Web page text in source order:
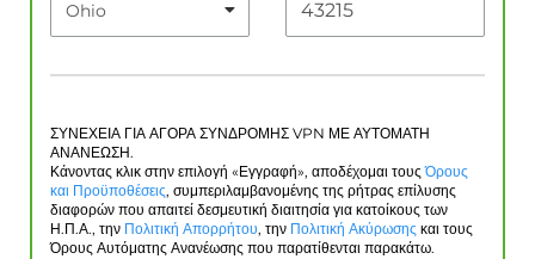
ΣΥΝΕΧΕΙΑ ΓΙΑ ΑΓΟΡΑ ΣΥΝΔΡΟΜΗΣ VPN ΜΕ ΑΥΤΟΜΑΤΗ
ΑΝΑΝΕΩΣΗ.
Κάνοντας κλικ στην επιλογή «Εγγραφή», αποδέχομαι τουςΌρους
και Προϋποθέσεις, συμπεριλαμβανομένης της ρήτρας επίλυσης
διαφορών που απαιτεί δεσμευτική διαιτησία για κατοίκους των
Η.Π.Α., την Πολιτική Απορρήτου, την Πολιτική Ακύρωσης και τους
Όρους Αυτόματης Ανανέωσης που παρατίθενται παρακάτω.